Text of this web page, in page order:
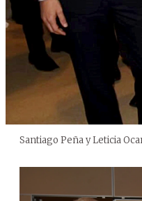
Santiago Peña y Leticia